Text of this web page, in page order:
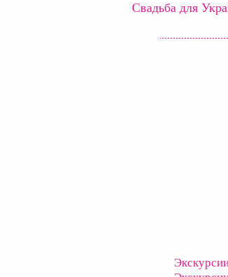
Свадьба для